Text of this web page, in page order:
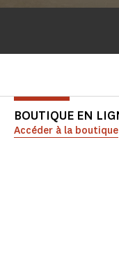
BOUTIQUE EN
Accéder à la boutique